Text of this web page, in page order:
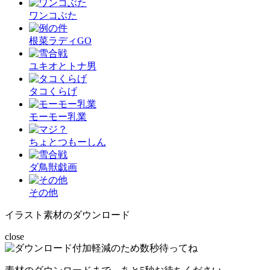
ワンコぶた
根菜ラディGO
ユキオとトナ男
タコくらげ
モーモー乳業
ちょとつもーしん
ダ鳥獣戯画
その他
イラスト素材のダウンロード
close